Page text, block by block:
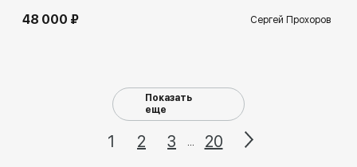
48 000 ₽ Сергей Прохоров
Показать
еще
1 2 3 ... 20